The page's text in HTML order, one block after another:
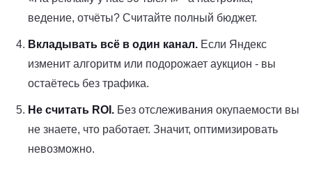
ведение, отчёты? Считайте полный бюджет.
Вкладывать всё в один канал. Если Яндекс
изменит алгоритм или подорожает аукцион - вы
остаётесь без трафика.
Не считать ROI. Без отслеживания окупаемости вы
не знаете, что работает. Значит, оптимизировать
невозможно.